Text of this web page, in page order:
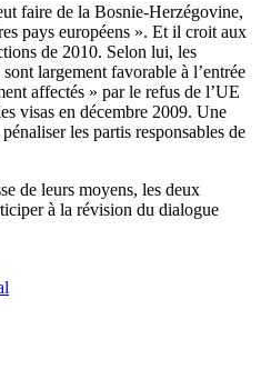
faire de la Bosnie-Herzégovine,
pays européens ». Et il croit aux
de 2010. Selon lui, les
largement favorable à l’entrée
affectés » par le refus de l’UE
visas en décembre 2009. Une
les partis responsables de
de leurs moyens, les deux
à la révision du dialogue